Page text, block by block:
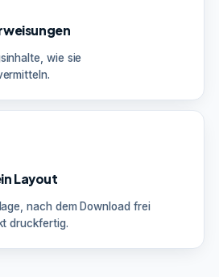
wie sie
Layout
nach dem Download frei
druckfertig.